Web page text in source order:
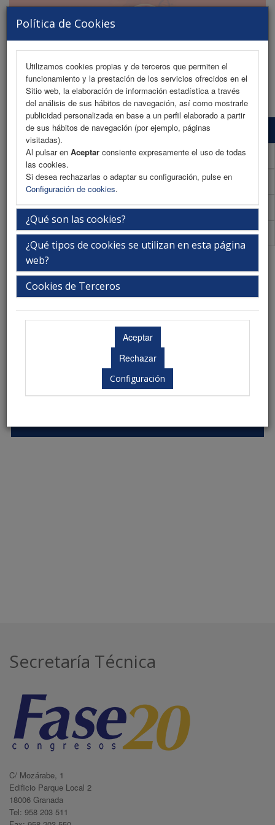
Política de Cookies
Utilizamos cookies propias y de terceros que permiten el
funcionamiento y la prestación de los servicios ofrecidos en el
Sitio web, la elaboración de información estadística a través
del análisis de sus hábitos de navegación, así como mostrarle
publicidad personalizada en base a un perfil elaborado a partir
de sus hábitos de navegación (por ejemplo, páginas
visitadas).
Al pulsar en Aceptar consiente expresamente el uso de todas
las cookies.
Si desea rechazarlas o adaptar su configuración, pulse en
Configuración de cookies.
¿Qué son las cookies?
¿Qué tipos de cookies se utilizan en esta página
web?
Cookies de Terceros
Configuración
MENU
Programa Científico
Programa Científico (PDF)
Cronograma Programa Científico
Plantilla
Acreditaciones
Pausa Comida
Jueves 19 de junio
13.40 - 15.30 h.
Secretaría Técnica
C/ Mozárabe, 1
Edificio Parque Local 2
18006 Granada
Tel: 958 203 511